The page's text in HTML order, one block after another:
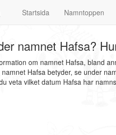
Startsida Namntoppen
namnet Hafsa?
om namnet Hafsa, bland
Hafsa betyder, se under
veta vilket datum Hafsa har